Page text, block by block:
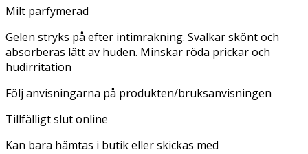
Milt parfymerad
Gelen stryks på efter intimrakning. Svalkar skönt och
absorberas lätt av huden. Minskar röda prickar och
hudirritation
Följ anvisningarna på produkten/bruksanvisningen
Tillfälligt slut online
Kan bara hämtas i butik eller skickas med